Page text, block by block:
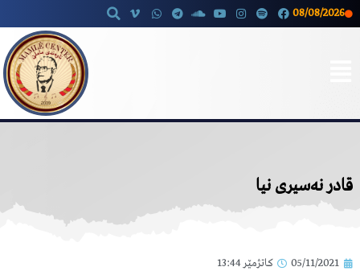
08/08/2026
قادر نەسیری نیا
05/11/2021 کاتژمێر 13:44